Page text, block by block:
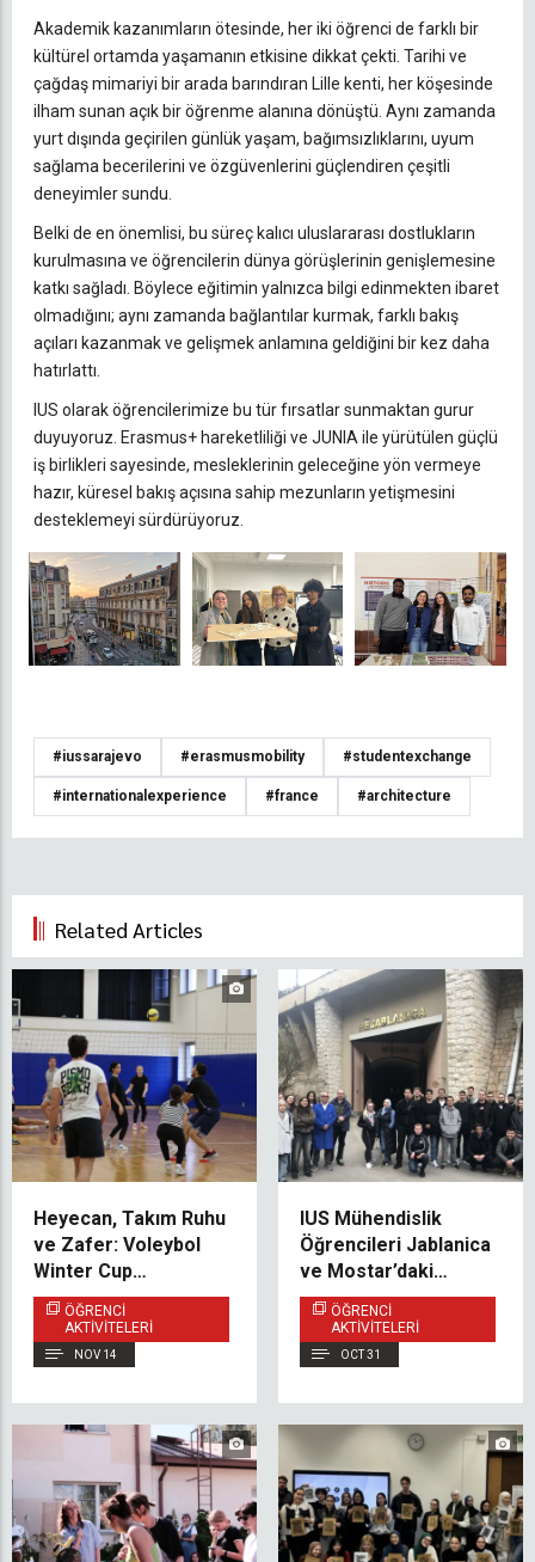
Akademik kazanımların ötesinde, her iki öğrenci de farklı bir
kültürel ortamda yaşamanın etkisine dikkat çekti. Tarihi ve
çağdaş mimariyi bir arada barındıran Lille kenti, her köşesinde
ilham sunan açık bir öğrenme alanına dönüştü. Aynı zamanda
yurt dışında geçirilen günlük yaşam, bağımsızlıklarını, uyum
sağlama becerilerini ve özgüvenlerini güçlendiren çeşitli
deneyimler sundu.
Belki de en önemlisi, bu süreç kalıcı uluslararası dostlukların
kurulmasına ve öğrencilerin dünya görüşlerinin genişlemesine
katkı sağladı. Böylece eğitimin yalnızca bilgi edinmekten ibaret
olmadığını; aynı zamanda bağlantılar kurmak, farklı bakış
açıları kazanmak ve gelişmek anlamına geldiğini bir kez daha
hatırlattı.
IUS olarak öğrencilerimize bu tür fırsatlar sunmaktan gurur
duyuyoruz. Erasmus+ hareketliliği ve JUNIA ile yürütülen güçlü
iş birlikleri sayesinde, mesleklerinin geleceğine yön vermeye
hazır, küresel bakış açısına sahip mezunların yetişmesini
desteklemeyi sürdürüyoruz.
#iussarajevo #erasmusmobility #studentexchange
#internationalexperience #france #architecture
Related Articles
Heyecan, Takım Ruhu
ve Zafer: Voleybol
Winter Cup
Turnuvasından Öne
Çıkanlar
ÖĞRENCI
AKTIVITELERI
NOV 14
IUS Mühendislik
Öğrencileri Jablanica
ve Mostar’daki
Yenilenebilir Enerji
Tesislerini Ziyaret Etti
ÖĞRENCI
AKTIVITELERI
OCT 31